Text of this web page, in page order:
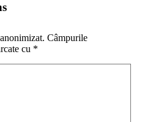
Câmpurile
cu *